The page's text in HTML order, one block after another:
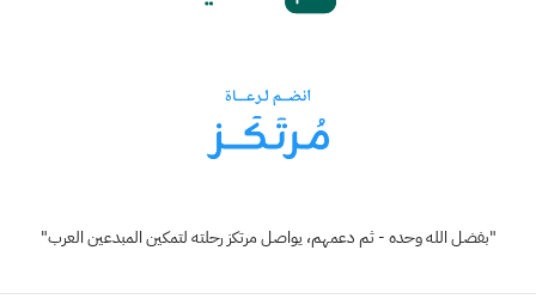
"بفضل الله وحده - ثم دعمهم، يواصل مرتكز رحلته لتمكين المبدعين العرب"